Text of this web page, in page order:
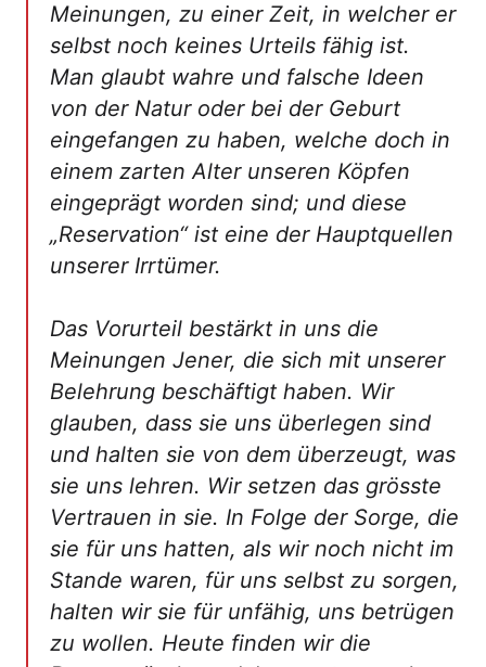
Meinungen, zu einer Zeit, in welcher er
selbst noch keines Urteils fähig ist.
Man glaubt wahre und falsche Ideen
von der Natur oder bei der Geburt
eingefangen zu haben, welche doch in
einem zarten Alter unseren Köpfen
eingeprägt worden sind; und diese
„Reservation“ ist eine der Hauptquellen
unserer Irrtümer.
Das Vorurteil bestärkt in uns die
Meinungen Jener, die sich mit unserer
Belehrung beschäftigt haben. Wir
glauben, dass sie uns überlegen sind
und halten sie von dem überzeugt, was
sie uns lehren. Wir setzen das grösste
Vertrauen in sie. In Folge der Sorge, die
sie für uns hatten, als wir noch nicht im
Stande waren, für uns selbst zu sorgen,
halten wir sie für unfähig, uns betrügen
zu wollen. Heute finden wir die